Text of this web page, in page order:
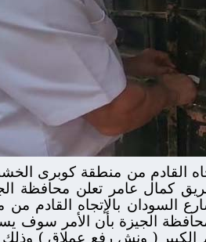
كمال عامر تعلن محافظة
السودان بالإتجاه القادم
محافظة الجيزة بأن الأمر